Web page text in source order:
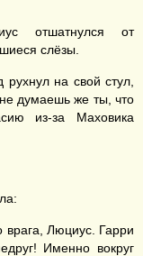
отшатнулся от
слёзы.
на свой стул,
думаешь же ты, что
из-за Маховика
Люциус. Гарри
Именно вокруг